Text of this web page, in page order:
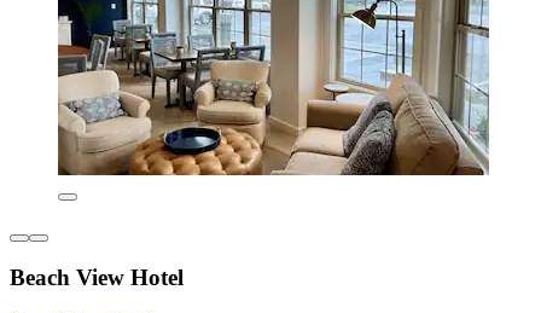
Beach View Hotel